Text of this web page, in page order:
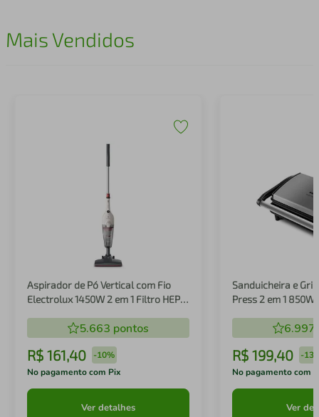
Mais Vendidos
Aspirador de Pó Vertical com Fio
Electrolux 1450W 2 em 1 Filtro HEPA
5.663 pontos
R$ 161,40 -10%
No pagamento com Pix
Ver detalhes
Sanduicheira e
Press 2 em 1 850W
6.997
R$ 199,40 -
No pagamento com
Ver